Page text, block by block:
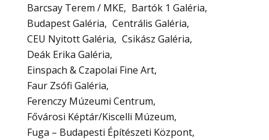
Barcsay Terem / MKE
Bartók 1 Galéria
Budapest Galéria
Centrális Galéria
CEU Nyitott Galéria
Csikász Galéria
Deák Erika Galéria
Einspach & Czapolai Fine Art
Faur Zsófi Galéria
Ferenczy Múzeumi Centrum
Fővárosi Képtár/Kiscelli Múzeum
Fuga – Budapesti Építészeti Központ